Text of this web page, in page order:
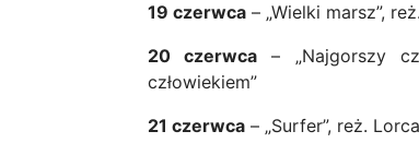
19 czerwca – „Wielki marsz”,
20 czerwca – „Najgorszy
człowiekiem”
21 czerwca – „Surfer”, reż.